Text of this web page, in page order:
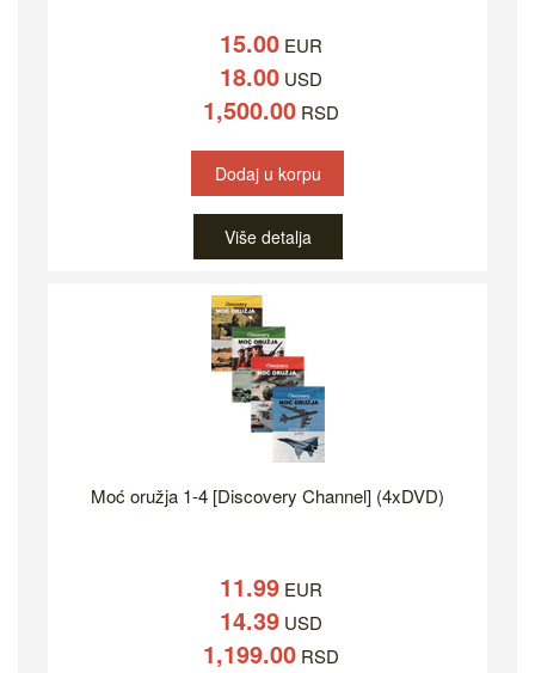
15.00EUR
18.00USD
1,500.00RSD
Dodaj u korpu
Više detalja
Moć oružja 1-4 [Discovery Channel] (4xDVD)
11.99EUR
14.39USD
1,199.00RSD